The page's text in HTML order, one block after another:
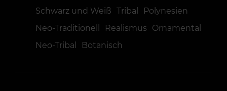
Schwarz und Weiß Tribal
Polynesien
Neo-Traditionell
Realismus
Ornamental
Neo-Tribal
Botanisch